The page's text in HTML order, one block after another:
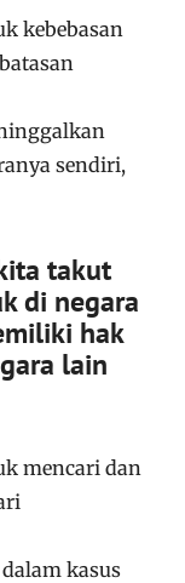
kebebasan
sendiri,
takut
di negara
hak
lain
mencari dan
kasus